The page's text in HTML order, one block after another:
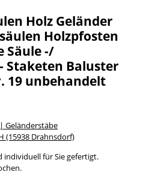
Holz Geländer
Holzpfosten
Säule -/
Staketen Baluster
19 unbehandelt
Geländerstäbe
(15938 Drahnsdorf)
individuell für Sie gefertigt.